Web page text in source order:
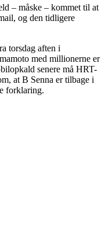
– måske – kommet til at
og den tidligere
torsdag aften i
med millionerne er
senere må HRT-
at B Senna er tilbage i
forklaring.